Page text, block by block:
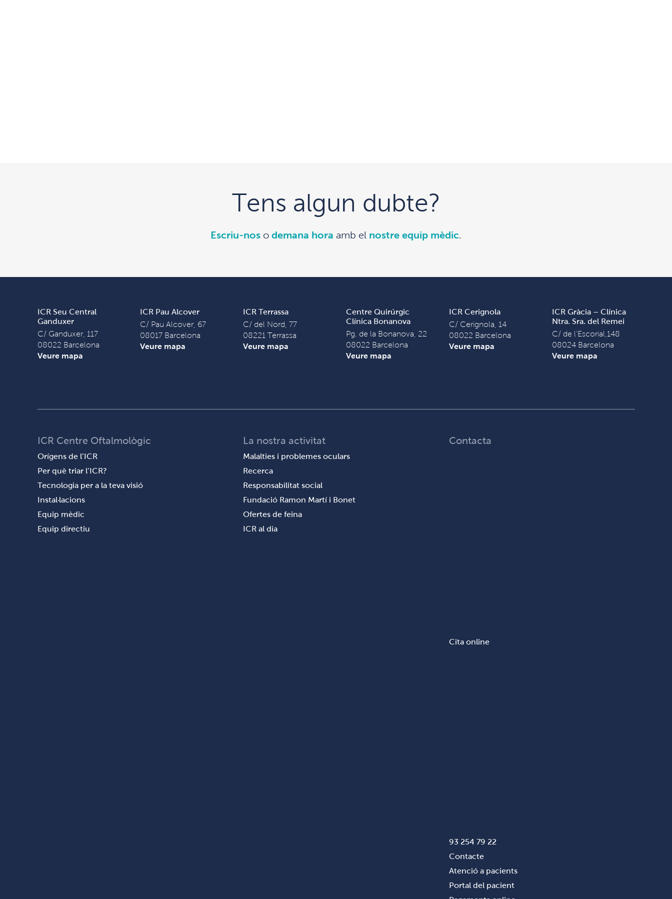
Tens algun dubte?
Escriu-nos o demana hora amb el nostre equip mèdic.
ICR Seu Central
Ganduxer
C/ Ganduxer, 117
08022 Barcelona
Veure mapa
ICR Pau Alcover
C/ Pau Alcover, 67
08017 Barcelona
Veure mapa
ICR Terrassa
C/ del Nord, 77
08221 Terrassa
Veure mapa
Centre Quirúrgic
Clínica Bonanova
Pg. de la Bonanova, 22
08022 Barcelona
Veure mapa
ICR Cerignola
C/ Cerignola, 14
08022 Barcelona
Veure mapa
ICR Gràcia – Clínica
Ntra. Sra. del Remei
C/ de l'Escorial,148
08024 Barcelona
Veure mapa
ICR Centre Oftalmològic
Orígens de l’ICR
Per què triar l’ICR?
Tecnologia per a la teva visió
Instal·lacions
Equip mèdic
Equip directiu
La nostra activitat
Malalties i problemes oculars
Recerca
Responsabilitat social
Fundació Ramon Martí i Bonet
Ofertes de feina
ICR al dia
Contacta
Cita online
93 254 79 22
Contacte
Atenció a pacients
Portal del pacient